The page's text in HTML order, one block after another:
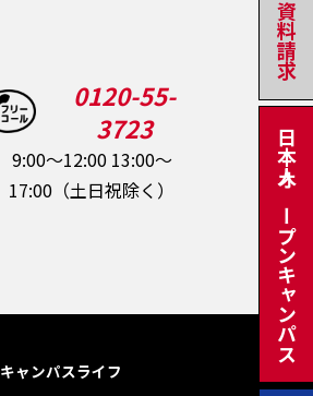
資料請求
日本人オープンキャンパス
0120-55-
3723
9:00～12:00 13:00～
17:00（土日祝除く）
キャンパスライフ